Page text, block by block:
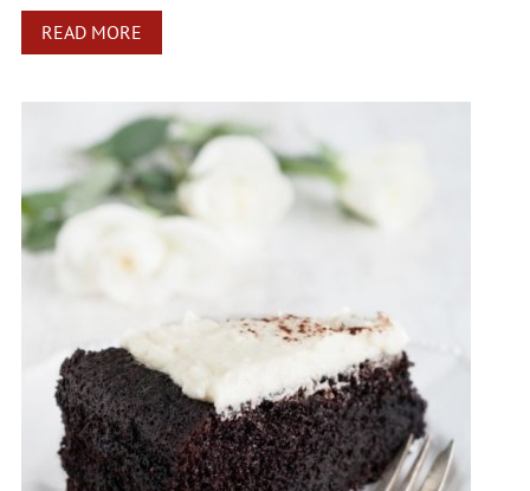
READ MORE